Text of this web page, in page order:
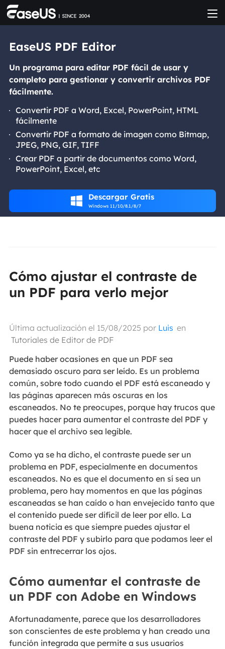
EaseUS PDF Editor
Un programa para editar PDF fácil de usar y
completo para gestionar y convertir archivos PDF
fácilmente.
Convertir PDF a Word, Excel, PowerPoint, HTML
fácilmente
Convertir PDF a formato de imagen como Bitmap,
JPEG, PNG, GIF, TIFF
Crear PDF a partir de documentos como Word,
PowerPoint, Excel, etc
 Descargar Gratis
Windows 11/10/8.1/8/7
Cómo ajustar el contraste de
un PDF para verlo mejor
Última actualización el 15/08/2025 por Luis en
Tutoriales de Editor de PDF
Puede haber ocasiones en que un PDF sea
demasiado oscuro para ser leído. Es un problema
común, sobre todo cuando el PDF está escaneado y
las páginas aparecen más oscuras en los
escaneados. No te preocupes, porque hay trucos que
puedes hacer para aumentar el contraste del PDF y
hacer que el archivo sea legible.
Como ya se ha dicho, el contraste puede ser un
problema en PDF, especialmente en documentos
escaneados. No es que el documento en sí sea un
problema, pero hay momentos en que las páginas
escaneadas se han caído o han envejecido tanto que
el contenido puede ser difícil de leer por ello. La
buena noticia es que siempre puedes ajustar el
contraste del PDF y subirlo para que podamos leer el
PDF sin entrecerrar los ojos.
Cómo aumentar el contraste de
un PDF con Adobe en Windows
Afortunadamente, parece que los desarrolladores
son conscientes de este problema y han creado una
función integrada que permite a sus usuarios